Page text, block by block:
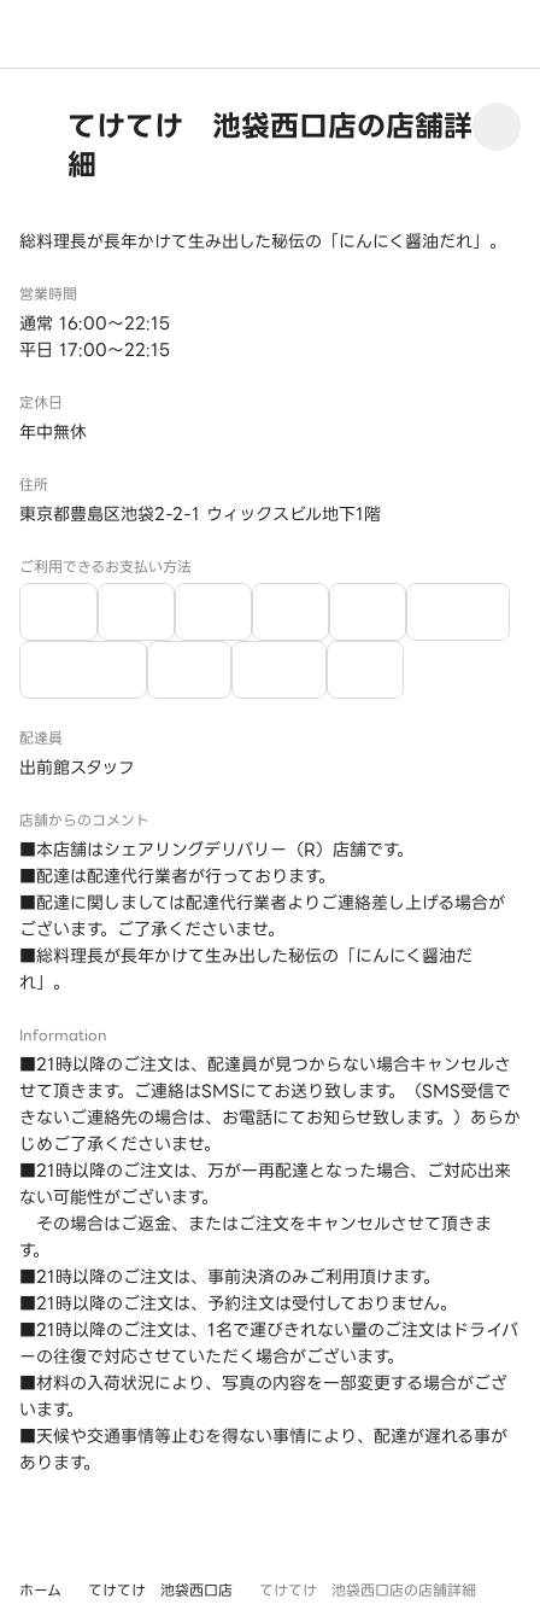
てけてけ 池袋西口店の店舗詳
細
総料理長が長年かけて生み出した秘伝の「にんにく醤油だれ」。
営業時間
通常 16:00～22:15
平日 17:00～22:15
定休日
年中無休
住所
東京都豊島区池袋2-2-1 ウィックスビル地下1階
ご利用できるお支払い方法
配達員
出前館スタッフ
店舗からのコメント
■本店舗はシェアリングデリバリー（R）店舗です。
■配達は配達代行業者が行っております。
■配達に関しましては配達代行業者よりご連絡差し上げる場合が
ございます。ご了承くださいませ。
■総料理長が長年かけて生み出した秘伝の「にんにく醤油だ
れ」。
Information
■21時以降のご注文は、配達員が見つからない場合キャンセルさ
せて頂きます。ご連絡はSMSにてお送り致します。（SMS受信で
きないご連絡先の場合は、お電話にてお知らせ致します。）あらか
じめご了承くださいませ。
■21時以降のご注文は、万が一再配達となった場合、ご対応出来
ない可能性がございます。
その場合はご返金、またはご注文をキャンセルさせて頂きま
す。
■21時以降のご注文は、事前決済のみご利用頂けます。
■21時以降のご注文は、予約注文は受付しておりません。
■21時以降のご注文は、1名で運びきれない量のご注文はドライバ
ーの往復で対応させていただく場合がございます。
■材料の入荷状況により、写真の内容を一部変更する場合がござ
います。
■天候や交通事情等止むを得ない事情により、配達が遅れる事が
あります。
ホーム てけてけ 池袋西口店 てけてけ 池袋西口店の店舗詳細